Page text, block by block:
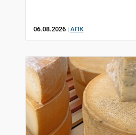
06.08.2026 | АПК